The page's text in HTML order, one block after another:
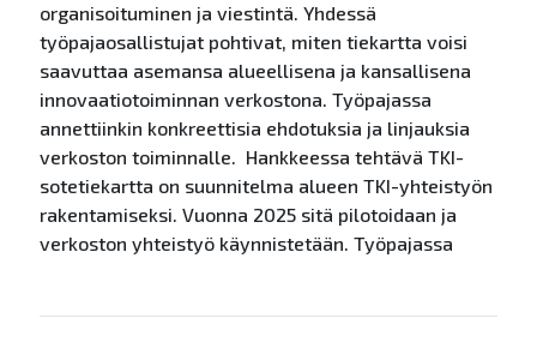
organisoituminen ja viestintä. Yhdessä
työpajaosallistujat pohtivat, miten tiekartta voisi
saavuttaa asemansa alueellisena ja kansallisena
innovaatiotoiminnan verkostona. Työpajassa
annettiinkin konkreettisia ehdotuksia ja linjauksia
verkoston toiminnalle. Hankkeessa tehtävä TKI-
sotetiekartta on suunnitelma alueen TKI-yhteistyön
rakentamiseksi. Vuonna 2025 sitä pilotoidaan ja
verkoston yhteistyö käynnistetään. Työpajassa